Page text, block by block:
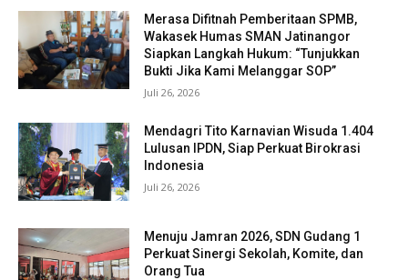
Merasa Difitnah Pemberitaan SPMB,
Wakasek Humas SMAN Jatinangor
Siapkan Langkah Hukum: “Tunjukkan
Bukti Jika Kami Melanggar SOP”
Juli 26, 2026
Mendagri Tito Karnavian Wisuda 1.404
Lulusan IPDN, Siap Perkuat Birokrasi
Indonesia
Juli 26, 2026
Menuju Jamran 2026, SDN Gudang 1
Perkuat Sinergi Sekolah, Komite, dan
Orang Tua